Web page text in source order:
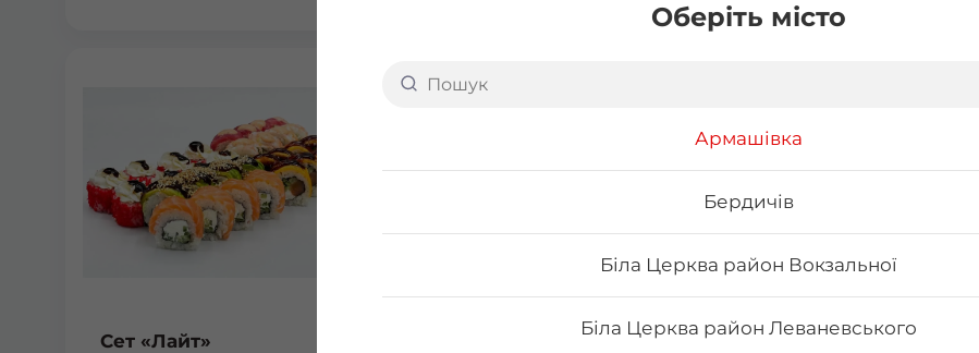
Оберіть місто
Армашівка
Бердичів
Біла Церква район Вокзальної
Біла Церква район Леваневського
Сет «Лайт» Сет Токіо